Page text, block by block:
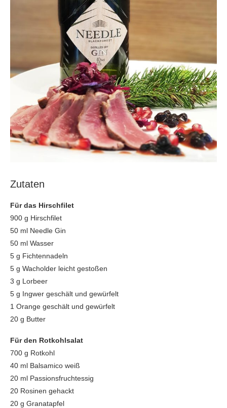
Zutaten
Für das Hirschfilet
900 g Hirschfilet
50 ml Needle Gin
50 ml Wasser
5 g Fichtennadeln
5 g Wacholder leicht gestoßen
3 g Lorbeer
5 g Ingwer geschält und gewürfelt
1 Orange geschält und gewürfelt
20 g Butter
Für den Rotkohlsalat
700 g Rotkohl
40 ml Balsamico weiß
20 ml Passionsfruchtessig
20 Rosinen gehackt
20 g Granatapfel